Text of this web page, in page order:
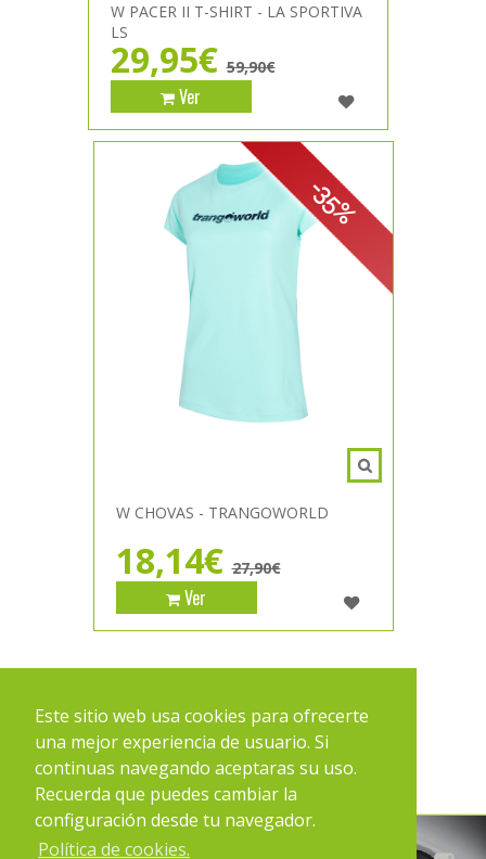
Este sitio web usa cookies para ofrecerte
una mejor experiencia de usuario. Si
continuas navegando aceptaras su uso.
Recuerda que puedes cambiar la
configuración desde tu navegador.
Política de cookies.
W PACER II T-SHIRT - LA SPORTIVA
LS
29,95€ 59,90€
Ver
-35%
W CHOVAS - TRANGOWORLD
18,14€ 27,90€
Ver